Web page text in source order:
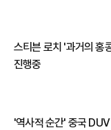
스티븐 로치 '과거의 홍
진행중
'역사적 순간' 중국